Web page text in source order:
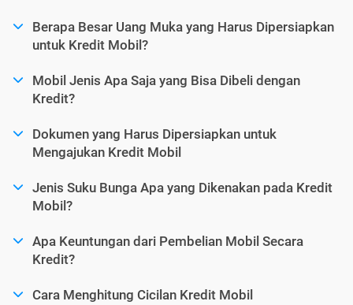
Berapa Besar Uang Muka yang Harus Dipersiapkan
untuk Kredit Mobil?
Mobil Jenis Apa Saja yang Bisa Dibeli dengan
Kredit?
Dokumen yang Harus Dipersiapkan untuk
Mengajukan Kredit Mobil
Jenis Suku Bunga Apa yang Dikenakan pada Kredit
Mobil?
Apa Keuntungan dari Pembelian Mobil Secara
Kredit?
Cara Menghitung Cicilan Kredit Mobil